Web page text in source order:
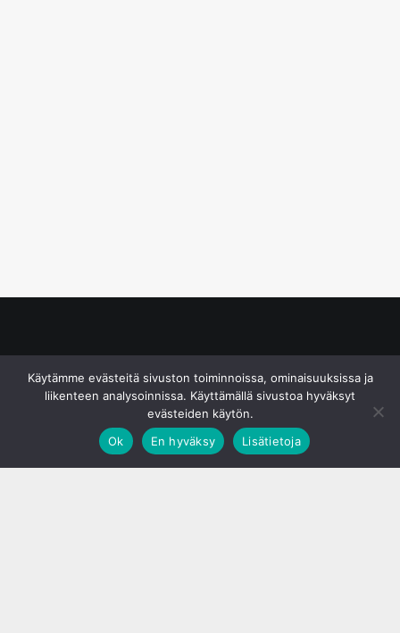
Käytämme evästeitä sivuston toiminnoissa, ominaisuuksissa ja
liikenteen analysoinnissa. Käyttämällä sivustoa hyväksyt
evästeiden käytön.
Ok
En hyväksy Lisätietoja